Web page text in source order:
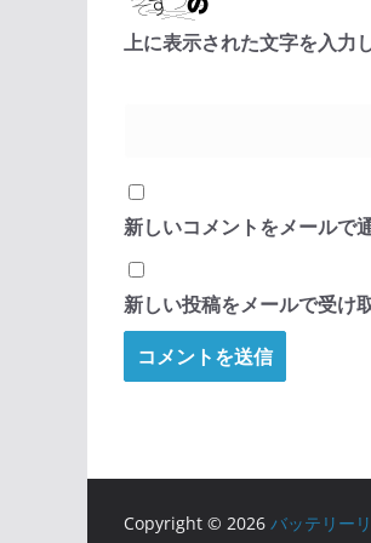
上に表示された文字を入力
新しいコメントをメールで
新しい投稿をメールで受け
Copyright © 2026 バッテリー